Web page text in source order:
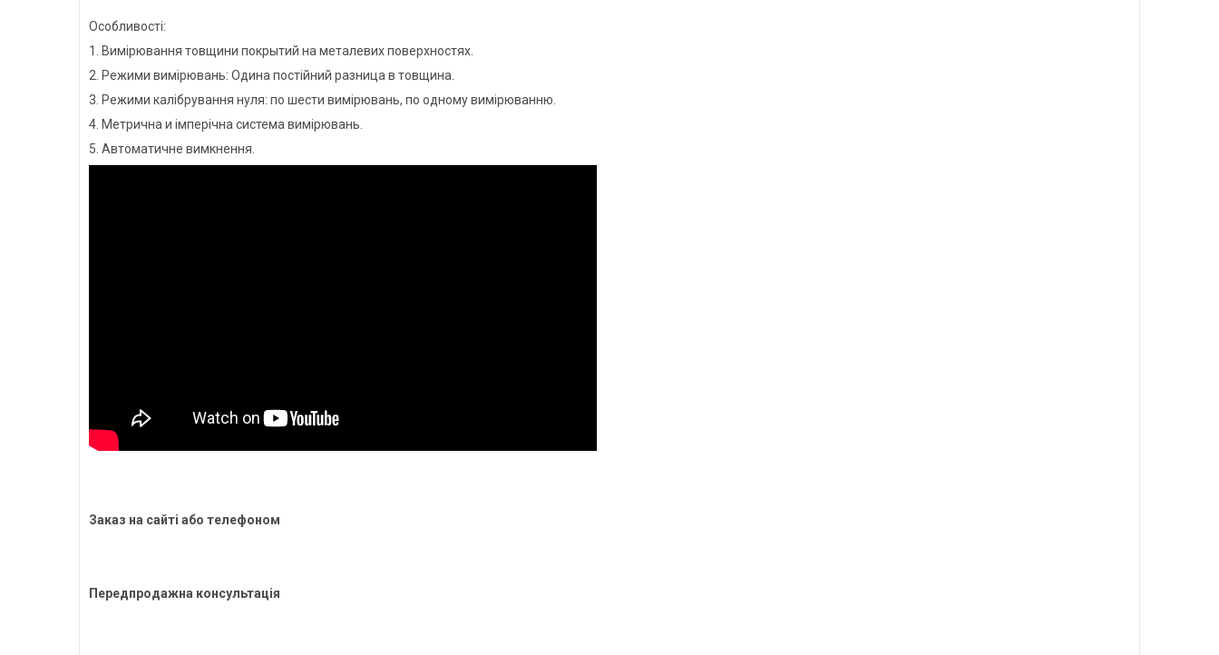
Особливості:
1. Вимірювання товщини покрытий на металевих поверхностях.
2. Режими вимірювань: Одина постійний разница в товщина.
3. Режими калібрування нуля: по шести вимірювань, по одному вимірюванню.
4. Метрична и імперічна система вимірювань.
5. Автоматичне вимкнення.
Заказ на сайті або телефоном
Передпродажна консультація